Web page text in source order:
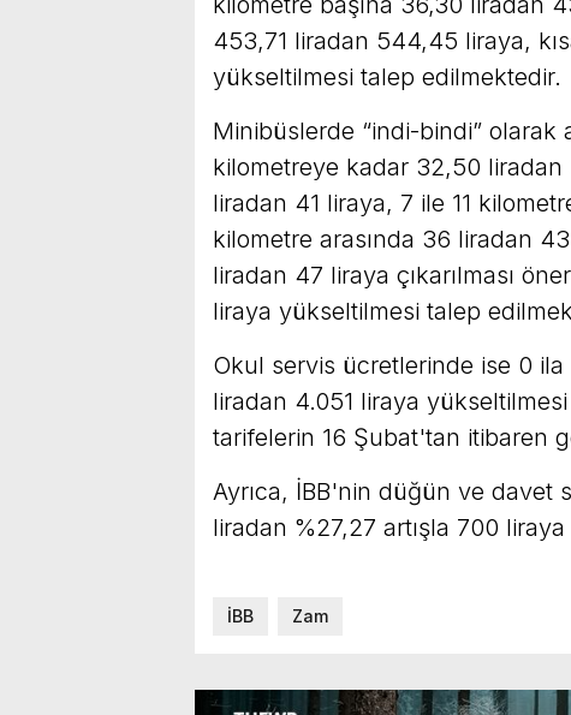
453,71 liradan 544,45 liraya,
yükseltilmesi talep edilmektedir.
Minibüslerde “indi-bindi” olarak
kilometreye kadar 32,50
liradan 41 liraya, 7 ile 11
kilometre arasında 36 liradan
liradan 47 liraya çıkarılması
liraya yükseltilmesi talep
Okul servis ücretlerinde ise 0
liradan 4.051 liraya
tarifelerin 16 Şubat'tan itibaren
Ayrıca, İBB'nin düğün ve davet
liradan %27,27 artışla 700 liraya
İBB Zam